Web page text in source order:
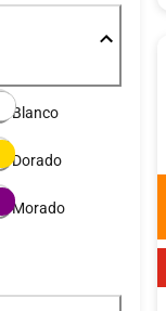
Blanco
Dorado
Morado